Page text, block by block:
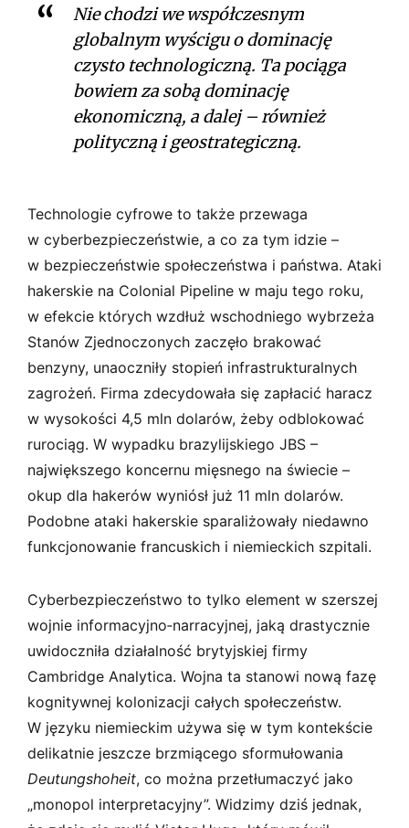
Nie chodzi we współczesnym
globalnym wyścigu o dominację
czysto technologiczną. Ta pociąga
bowiem za sobą dominację
ekonomiczną, a dalej – również
polityczną i geostrategiczną.
Technologie cyfrowe to także przewaga
w cyberbezpieczeństwie, a co za tym idzie –
w bezpieczeństwie społeczeństwa i państwa. Ataki
hakerskie na Colonial Pipeline w maju tego roku,
w efekcie których wzdłuż wschodniego wybrzeża
Stanów Zjednoczonych zaczęło brakować
benzyny, unaoczniły stopień infrastrukturalnych
zagrożeń. Firma zdecydowała się zapłacić haracz
w wysokości 4,5 mln dolarów, żeby odblokować
rurociąg. W wypadku brazylijskiego JBS –
największego koncernu mięsnego na świecie –
okup dla hakerów wyniósł już 11 mln dolarów.
Podobne ataki hakerskie sparaliżowały niedawno
funkcjonowanie francuskich i niemieckich szpitali.
Cyberbezpieczeństwo to tylko element w szerszej
wojnie informacyjno­‑narracyjnej, jaką drastycznie
uwidoczniła działalność brytyjskiej firmy
Cambridge Analytica. Wojna ta stanowi nową fazę
kognitywnej kolonizacji całych społeczeństw.
W języku niemieckim używa się w tym kontekście
delikatnie jeszcze brzmiącego sformułowania
Deutungshoheit, co można przetłumaczyć jako
„monopol interpretacyjny”. Widzimy dziś jednak,